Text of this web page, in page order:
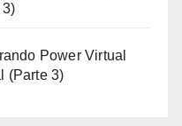
Power Virtual
(Parte 3)